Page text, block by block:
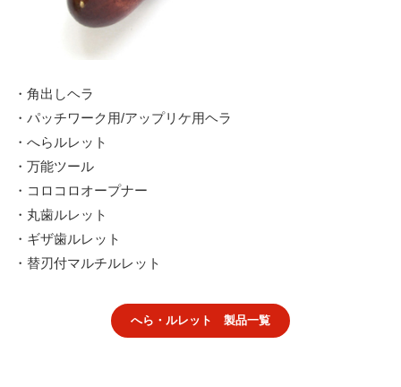
・角出しヘラ
・パッチワーク用/アップリケ用ヘラ
・へらルレット
・万能ツール
・コロコロオープナー
・丸歯ルレット
・ギザ歯ルレット
・替刃付マルチルレット
へら・ルレット 製品一覧